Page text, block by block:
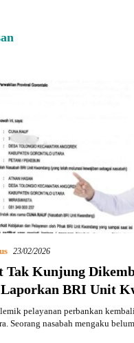
23/02/2026
Tak Kunjung
Laporkan BRI Unit
pelayanan perbankan
Seorang nasabah mengaku